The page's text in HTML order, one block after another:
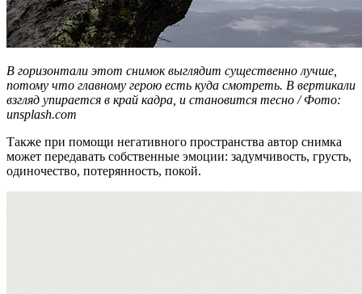
В горизонтали этот снимок выглядит существенно лучше,
потому что главному герою есть куда смотреть. В вертикали
взгляд упирается в край кадра, и становится тесно / Фото:
unsplash.com
Также при помощи негативного пространства автор снимка
может передавать собственные эмоции: задумчивость, грусть,
одиночество, потерянность, покой.